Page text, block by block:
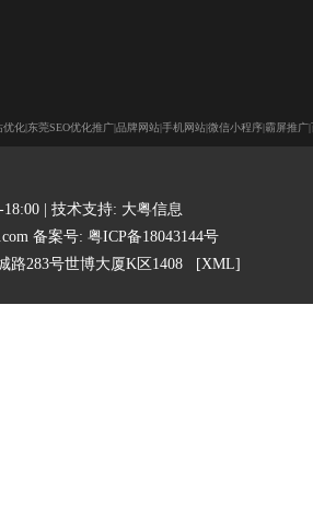
化|东莞SEO优化推广|品牌网站|手机网站|微信小程序|霸屏推广
| 技术支持: 大粤信息
备案号: 粤ICP备18043144号
路283号世博大厦K区1408
[XML]